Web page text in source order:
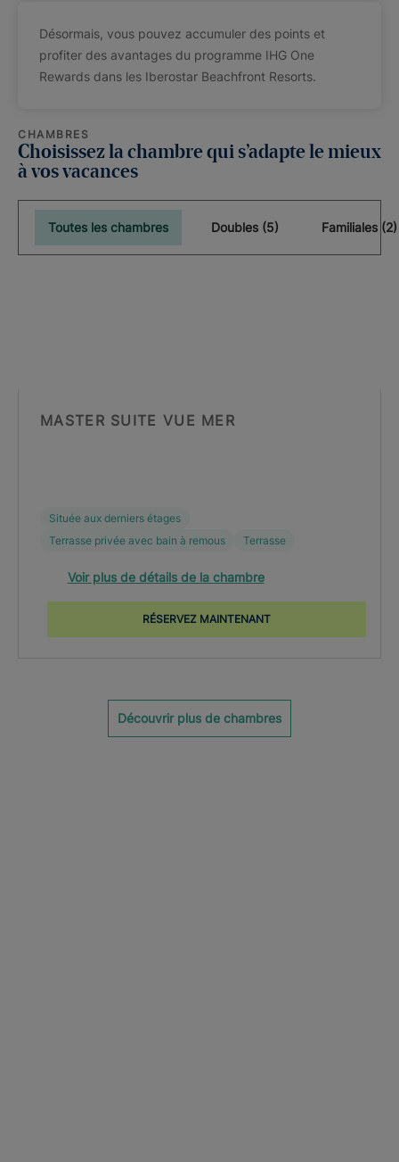
Désormais, vous pouvez accumuler des points et
profiter des avantages du programme IHG One
Rewards dans les Iberostar Beachfront Resorts.
CHAMBRES
Choisissez la chambre qui s’adapte le mieux
à vos vacances
Toutes les chambres Doubles (5) Familiales (2)
MASTER SUITE VUE MER
Située aux derniers étages
Terrasse privée avec bain à remous
Terrasse
Voir plus de détails de la chambre
RÉSERVEZ MAINTENANT
Découvrir plus de chambres